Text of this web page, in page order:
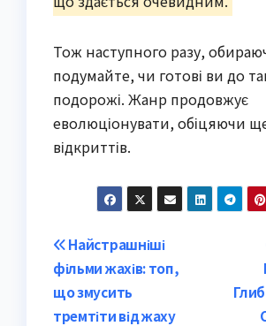
Тож наступного разу,
подумайте, чи готові ви до
подорожі. Жанр продовжує
еволюціонувати, обіцяючи
відкриттів.
Post
navigation
Найстрашніші
фільми жахів: топ,
що змусить
тремтіти від жаху